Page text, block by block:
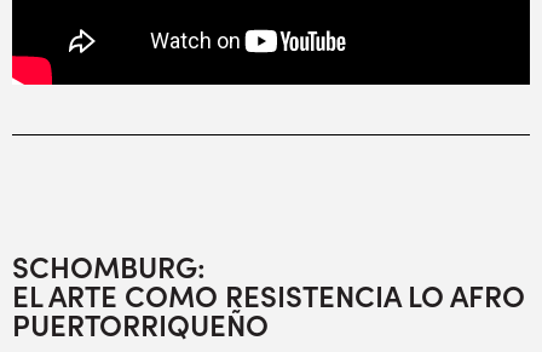
SCHOMBURG:
EL ARTE COMO RESISTENCIA LO AFRO
PUERTORRIQUEÑO